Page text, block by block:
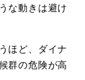
な動きは避け
ほど、ダイナ
群の危険が高